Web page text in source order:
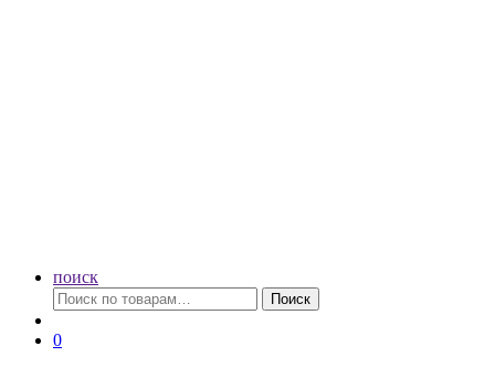
поиск
Искать:
Поиск
0